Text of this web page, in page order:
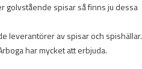
golvstående spisar så finns ju dessa
leverantörer av spisar och spishällar.
har mycket att erbjuda.